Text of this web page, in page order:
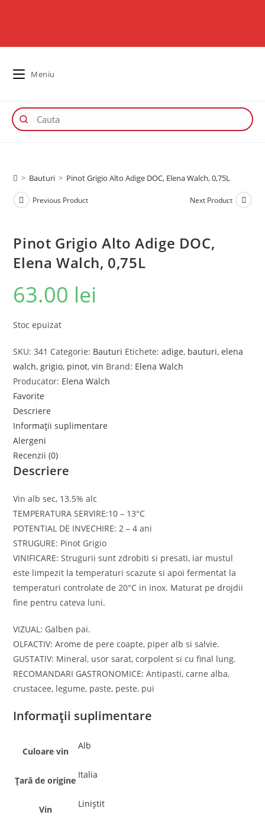
Meniu
> Bauturi > Pinot Grigio Alto Adige DOC, Elena Walch, 0,75L
Previous Product Next Product
Pinot Grigio Alto Adige DOC,
Elena Walch, 0,75L
63.00 lei
Stoc epuizat
SKU:341 Categorie: Bauturi Etichete:adige, bauturi,elena
walch, grigio, pinot,vin Brand: Elena Walch
Producator: Elena Walch
Favorite
Descriere
Informații suplimentare
Alergeni
Recenzii (0)
Descriere
Vin alb sec, 13.5% alc
TEMPERATURA SERVIRE:10 – 13°C
POTENTIAL DE INVECHIRE: 2 – 4 ani
STRUGURE: Pinot Grigio
VINIFICARE: Strugurii sunt zdrobiti si presati, iar mustul
este limpezit la temperaturi scazute si apoi fermentat la
temperaturi controlate de 20°C in inox. Maturat pe drojdii
fine pentru cateva luni.
VIZUAL: Galben pai.
OLFACTIV: Arome de pere coapte, piper alb si salvie.
GUSTATIV: Mineral, usor sarat, corpolent si cu final lung.
RECOMANDARI GASTRONOMICE: Antipasti, carne alba,
crustacee, legume, paste, peste, pui
Informații suplimentare
Culoare vin
Alb
Țară de origine
Italia
Vin
Liniștit